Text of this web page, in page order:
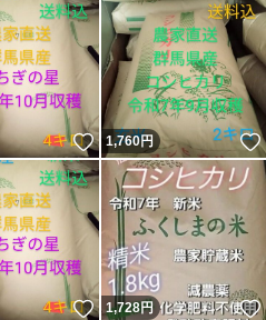
いいね！
1,760円
いいね！
1,728円